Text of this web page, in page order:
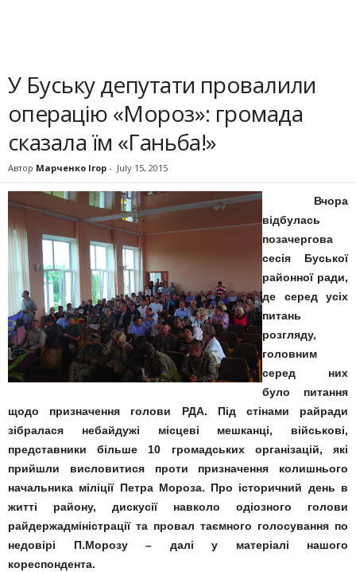
У Буську депутати провалили
операцію «Мороз»: громада
сказала їм «Ганьба!»
Автор Марченко Ігор - July 15, 2015
Вчора
відбулась
позачергова
сесія Буської
районної ради,
де серед усіх
питань
розгляду,
головним
серед них
було питання
щодо призначення голови РДА. Під стінами райради
зібралася небайдужі місцеві мешканці, військові,
представники більше 10 громадських організацій, які
прийшли висловитися проти призначення колишнього
начальника міліції Петра Мороза. Про історичний день в
житті району, дискусії навколо одіозного голови
райдержадміністрації та провал таємного голосування по
недовірі П.Морозу – далі у матеріалі нашого
кореспондента.